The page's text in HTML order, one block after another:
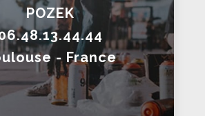
POZEK
- France